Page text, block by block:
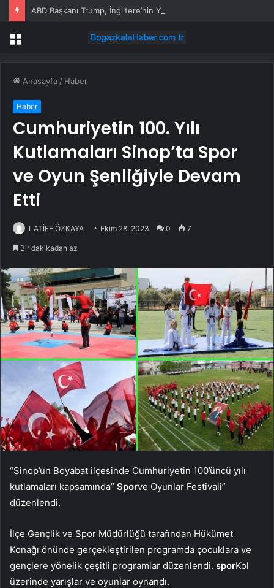
Menü
Anasayfa / Haber
Haber
Cumhuriyetin 100. Yılı
Kutlamaları Sinop’ta Spor
ve Oyun Şenliğiyle Devam
Etti
LATİFE ÖZKAYA Ekim 28, 2023 0 7
Bir dakikadan az
“Sinop’un Boyabat ilçesinde Cumhuriyetin 100’üncü yılı
kutlamaları kapsamında” Sporve Oyunlar Festivali”
düzenlendi.
İlçe Gençlik ve Spor Müdürlüğü tarafından Hükümet
Konağı önünde gerçekleştirilen programda çocuklara ve
gençlere yönelik çeşitli programlar düzenlendi. sporKol
üzerinde yarışlar ve oyunlar oynandı.